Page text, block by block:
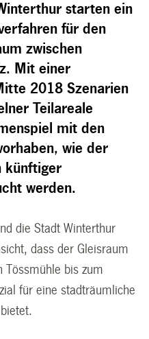
starten ein
für den
zwischen
Mit einer
2018 Szenarien
Teilareale
mit den
wie der
künftiger
werden.
die Stadt Winterthur
dass der Gleisraum
Tössmühle bis zum
für eine stadträumliche